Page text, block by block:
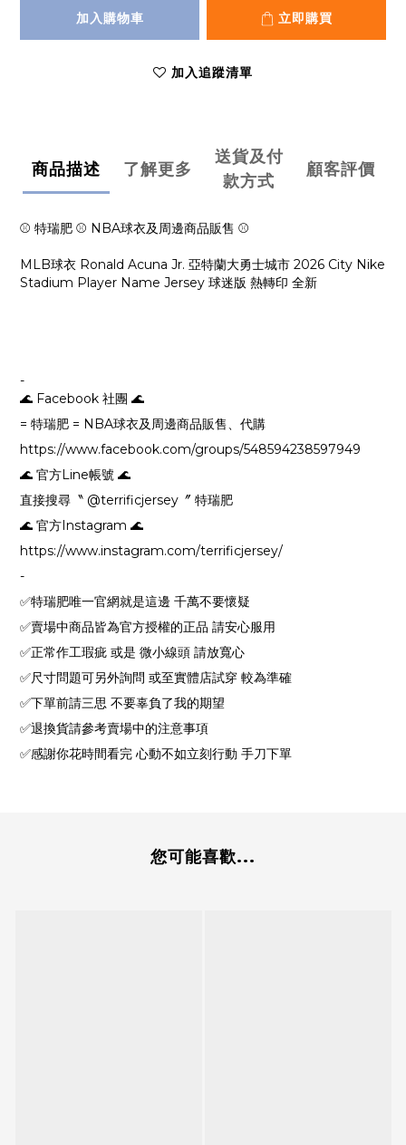
加入購物車 立即購買
加入追蹤清單
商品描述 了解更多
送貨及付
款方式
顧客評價
⚾ 特瑞肥 ⚾ NBA球衣及周邊商品販售 ⚾
MLB球衣 Ronald Acuna Jr. 亞特蘭大勇士城市 2026 City Nike
Stadium Player Name Jersey 球迷版 熱轉印 全新
-
🌊 Facebook 社團 🌊
= 特瑞肥 = NBA球衣及周邊商品販售、代購
https://www.facebook.com/groups/548594238597949
🌊 官方Line帳號 🌊
直接搜尋〝 @terrificjersey〞 特瑞肥
🌊 官方Instagram 🌊
https://www.instagram.com/terrificjersey/
-
✅特瑞肥唯一官網就是這邊 千萬不要懷疑
✅賣場中商品皆為官方授權的正品 請安心服用
✅正常作工瑕疵 或是 微小線頭 請放寬心
✅尺寸問題可另外詢問 或至實體店試穿 較為準確
✅下單前請三思 不要辜負了我的期望
✅退換貨請參考賣場中的注意事項
✅感謝你花時間看完 心動不如立刻行動 手刀下單
您可能喜歡...